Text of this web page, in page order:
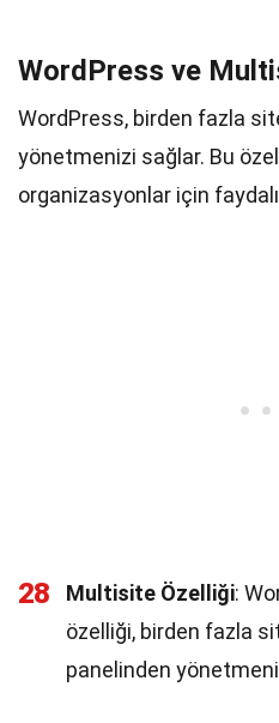
WordPress ve
WordPress, birden fazla
yönetmenizi sağlar. Bu
organizasyonlar için
28 Multisite Özelliği:
özelliği, birden fazla
panelinden